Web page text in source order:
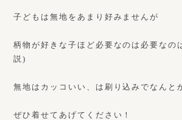
子どもは無地をあまり好みませんが
柄物が好きな子ほど必要なのは必要なの
説)
無地はカッコいい、は刷り込みでなんと
ぜひ着せてあげてください！